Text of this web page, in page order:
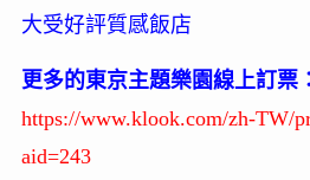
大受好評質感飯店
更多的東京主題樂園線上訂票：
https://www.klook.com/zh-TW/
aid=243